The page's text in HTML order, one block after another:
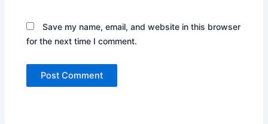
Save my name, email, and website in this browser
for the next time I comment.